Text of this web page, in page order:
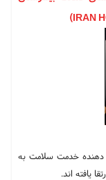
۸ ، ۱۰ و ۲۰ فضای باکسی و مجهز به قفل رمزی و
سوپر فست شارژرها و
دهنده خدمت سلامت به
یافته اند.